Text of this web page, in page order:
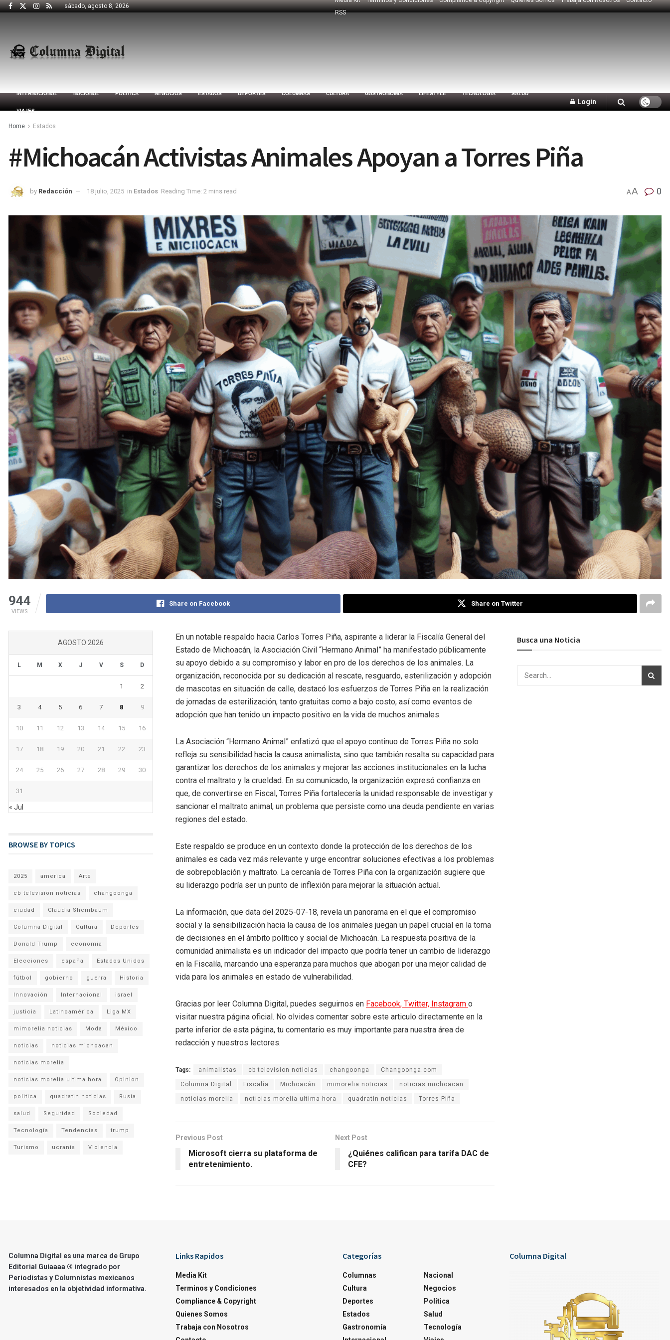
sábado, agosto 8, 2026
RSS
INTERNACIONAL NACIONAL POLÍTICA NEGOCIOS ESTADOS DEPORTES COLUMNAS CULTURA GASTRONOMÍA LIFESTYLE TECNOLOGÍA SALUD
VIAJES
Login
Home Estados
#Michoacán Activistas Animales Apoyan a Torres Piña
by Redacción 18 julio, 2025 in Estados Reading Time: 2 mins read AA 0
944
VIEWS
Share on Facebook Share on Twitter
En un notable respaldo hacia Carlos Torres Piña, aspirante a liderar la Fiscalía General del
Estado de Michoacán, la Asociación Civil “Hermano Animal” ha manifestado públicamente
su apoyo debido a su compromiso y labor en pro de los derechos de los animales. La
organización, reconocida por su dedicación al rescate, resguardo, esterilización y adopción
de mascotas en situación de calle, destacó los esfuerzos de Torres Piña en la realización
de jornadas de esterilización, tanto gratuitas como a bajo costo, así como eventos de
adopción que han tenido un impacto positivo en la vida de muchos animales.
La Asociación “Hermano Animal” enfatizó que el apoyo continuo de Torres Piña no solo
refleja su sensibilidad hacia la causa animalista, sino que también resalta su capacidad para
garantizar los derechos de los animales y mejorar las acciones institucionales en la lucha
contra el maltrato y la crueldad. En su comunicado, la organización expresó confianza en
que, de convertirse en Fiscal, Torres Piña fortalecería la unidad responsable de investigar y
sancionar el maltrato animal, un problema que persiste como una deuda pendiente en varias
regiones del estado.
Este respaldo se produce en un contexto donde la protección de los derechos de los
animales es cada vez más relevante y urge encontrar soluciones efectivas a los problemas
de sobrepoblación y maltrato. La cercanía de Torres Piña con la organización sugiere que
su liderazgo podría ser un punto de inflexión para mejorar la situación actual.
La información, que data del 2025-07-18, revela un panorama en el que el compromiso
social y la sensibilización hacia la causa de los animales juegan un papel crucial en la toma
de decisiones en el ámbito político y social de Michoacán. La respuesta positiva de la
comunidad animalista es un indicador del impacto que podría tener un cambio de liderazgo
en la Fiscalía, marcando una esperanza para muchos que abogan por una mejor calidad de
vida para los animales en estado de vulnerabilidad.
Gracias por leer Columna Digital, puedes seguirnos en Facebook, Twitter, Instagram o
visitar nuestra página oficial. No olvides comentar sobre este articulo directamente en la
parte inferior de esta página, tu comentario es muy importante para nuestra área de
redacción y nuestros lectores.
Tags: animalistas cb television noticias changoonga Changoonga.com
Columna Digital Fiscalía Michoacán mimorelia noticias noticias michoacan
noticias morelia noticias morelia ultima hora quadratin noticias Torres Piña
Previous Post
Microsoft cierra su plataforma de
entretenimiento.
Next Post
¿Quiénes califican para tarifa DAC de
CFE?
AGOSTO 2026
L M X J V S D
1 2
3 4 5 6 7 8 9
10 11 12 13 14 15 16
17 18 19 20 21 22 23
24 25 26 27 28 29 30
31
« Jul
BROWSE BY TOPICS
2025 america Arte
cb television noticias changoonga
ciudad Claudia Sheinbaum
Columna Digital Cultura Deportes
Donald Trump economia
Elecciones españa Estados Unidos
fútbol gobierno guerra Historia
Innovación Internacional israel
justicia Latinoamérica Liga MX
mimorelia noticias Moda México
noticias noticias michoacan
noticias morelia
noticias morelia ultima hora Opinion
politica quadratin noticias Rusia
salud Seguridad Sociedad
Tecnología Tendencias trump
Turismo ucrania Violencia
Busca una Noticia
Columna Digital es una marca de Grupo
Editorial Guíaaaa ® integrado por
Periodistas y Columnistas mexicanos
interesados en la objetividad informativa.
Links Rapidos
Media Kit
Terminos y Condiciones
Compliance & Copyright
Quienes Somos
Trabaja con Nosotros
Categorías
Columnas
Cultura
Deportes
Estados
Gastronomía
Nacional
Negocios
Política
Salud
Tecnología
Columna Digital